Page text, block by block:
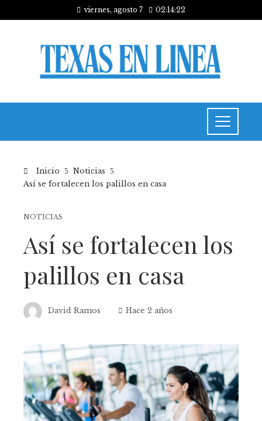
viernes, agosto 7 02:14:22
Inicio
Noticias
Así se fortalecen los palillos en casa
NOTICIAS
Así se fortalecen los
palillos en casa
David Ramos Hace 2 años